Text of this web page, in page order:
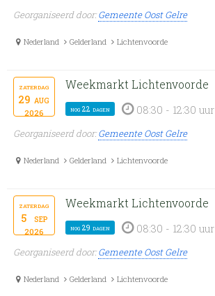
Georganiseerd door:Gemeente Oost Gelre
Nederland Gelderland Lichtenvoorde
zaterdag
29 aug
2026
Weekmarkt Lichtenvoorde
nog 22 dagen 08:30 - 12:30 uur
Georganiseerd door:Gemeente Oost Gelre
Nederland Gelderland Lichtenvoorde
zaterdag
5 sep
2026
Weekmarkt Lichtenvoorde
nog 29 dagen 08:30 - 12:30 uur
Georganiseerd door:Gemeente Oost Gelre
Nederland Gelderland Lichtenvoorde